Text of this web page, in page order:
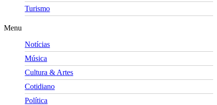
Turismo
Menu
Notícias
Música
Cultura & Artes
Cotidiano
Política